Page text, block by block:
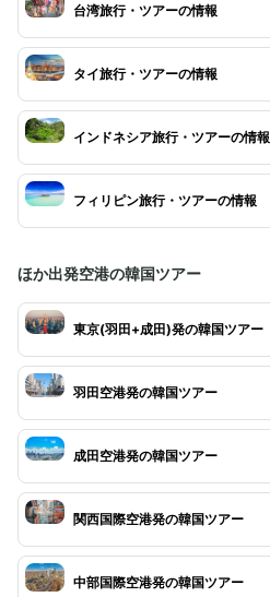
台湾旅行・ツアーの情報
タイ旅行・ツアーの情報
インドネシア旅行・ツアーの情報
フィリピン旅行・ツアーの情報
ほか出発空港の韓国ツアー
東京(羽田+成田)発の韓国ツアー
羽田空港発の韓国ツアー
成田空港発の韓国ツアー
関西国際空港発の韓国ツアー
中部国際空港発の韓国ツアー